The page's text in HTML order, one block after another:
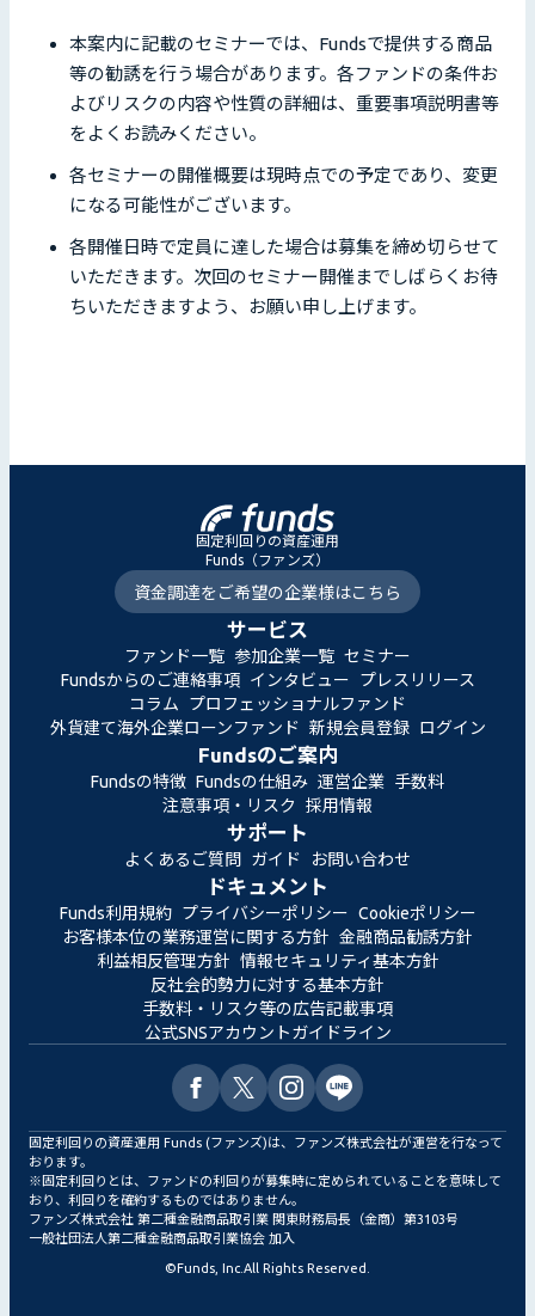
本案内に記載のセミナーでは、Fundsで提供する商品
等の勧誘を行う場合があります。各ファンドの条件お
よびリスクの内容や性質の詳細は、重要事項説明書等
をよくお読みください。
各セミナーの開催概要は現時点での予定であり、変更
になる可能性がございます。
各開催日時で定員に達した場合は募集を締め切らせて
いただきます。次回のセミナー開催までしばらくお待
ちいただきますよう、お願い申し上げます。
固定利回りの資産運用
Funds（ファンズ）
資金調達をご希望の企業様はこちら
サービス
ファンド一覧 参加企業一覧 セミナー
Fundsからのご連絡事項 インタビュー
プレスリリース
コラム
プロフェッショナルファンド
外貨建て海外企業ローンファンド 新規会員登録 ログイン
Fundsのご案内
Fundsの特徴 Fundsの仕組み 運営企業 手数料
注意事項・リスク
採用情報
サポート
よくあるご質問 ガイド お問い合わせ
ドキュメント
Funds利用規約 プライバシーポリシー Cookieポリシー
お客様本位の業務運営に関する方針 金融商品勧誘方針
利益相反管理方針 情報セキュリティ基本方針
反社会的勢力に対する基本方針
手数料・リスク等の広告記載事項
公式SNSアカウントガイドライン
固定利回りの資産運用 Funds (ファンズ)は、ファンズ株式会社が運営を行なって
おります。
※固定利回りとは、ファンドの利回りが募集時に定められていることを意味して
おり、利回りを確約するものではありません。
ファンズ株式会社 第二種金融商品取引業 関東財務局長（金商）第3103号
一般社団法人第二種金融商品取引業協会 加入
© Funds, Inc. All Rights Reserved.